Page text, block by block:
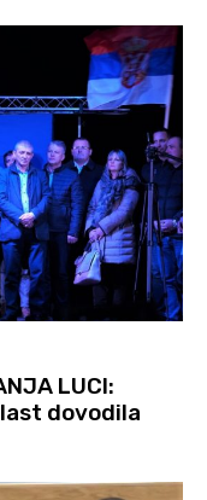
LUCI:
dovodila